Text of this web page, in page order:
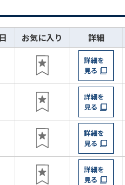
お気に入り 詳細
詳細を
見る
詳細を
見る
詳細を
見る
詳細を
見る